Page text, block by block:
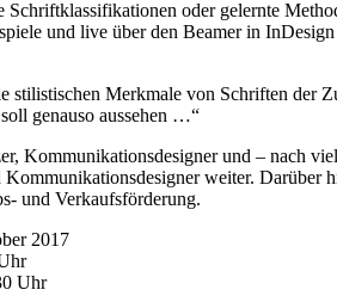
Schriftklassifikationen oder gelernte
und live über den Beamer in
stilistischen Merkmale von Schriften
genauso aussehen …“
Kommunikationsdesigner und – nach
weiter. Darüber
und Verkaufsförderung.
2017
Uhr